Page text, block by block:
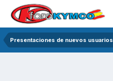
Presentaciones de nuevos usuarios